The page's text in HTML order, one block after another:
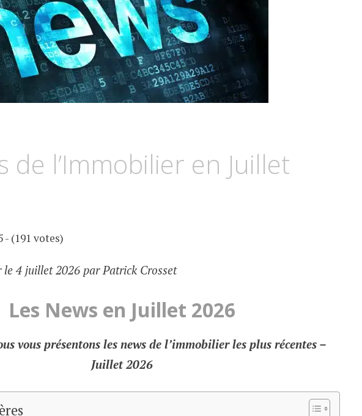
de l’Immobilier en Juillet
- (191 votes)
4 juillet 2026 par Patrick Crosset
Les News en Juillet 2026
vous présentons les news de l’immobilier les plus récentes –
Juillet 2026